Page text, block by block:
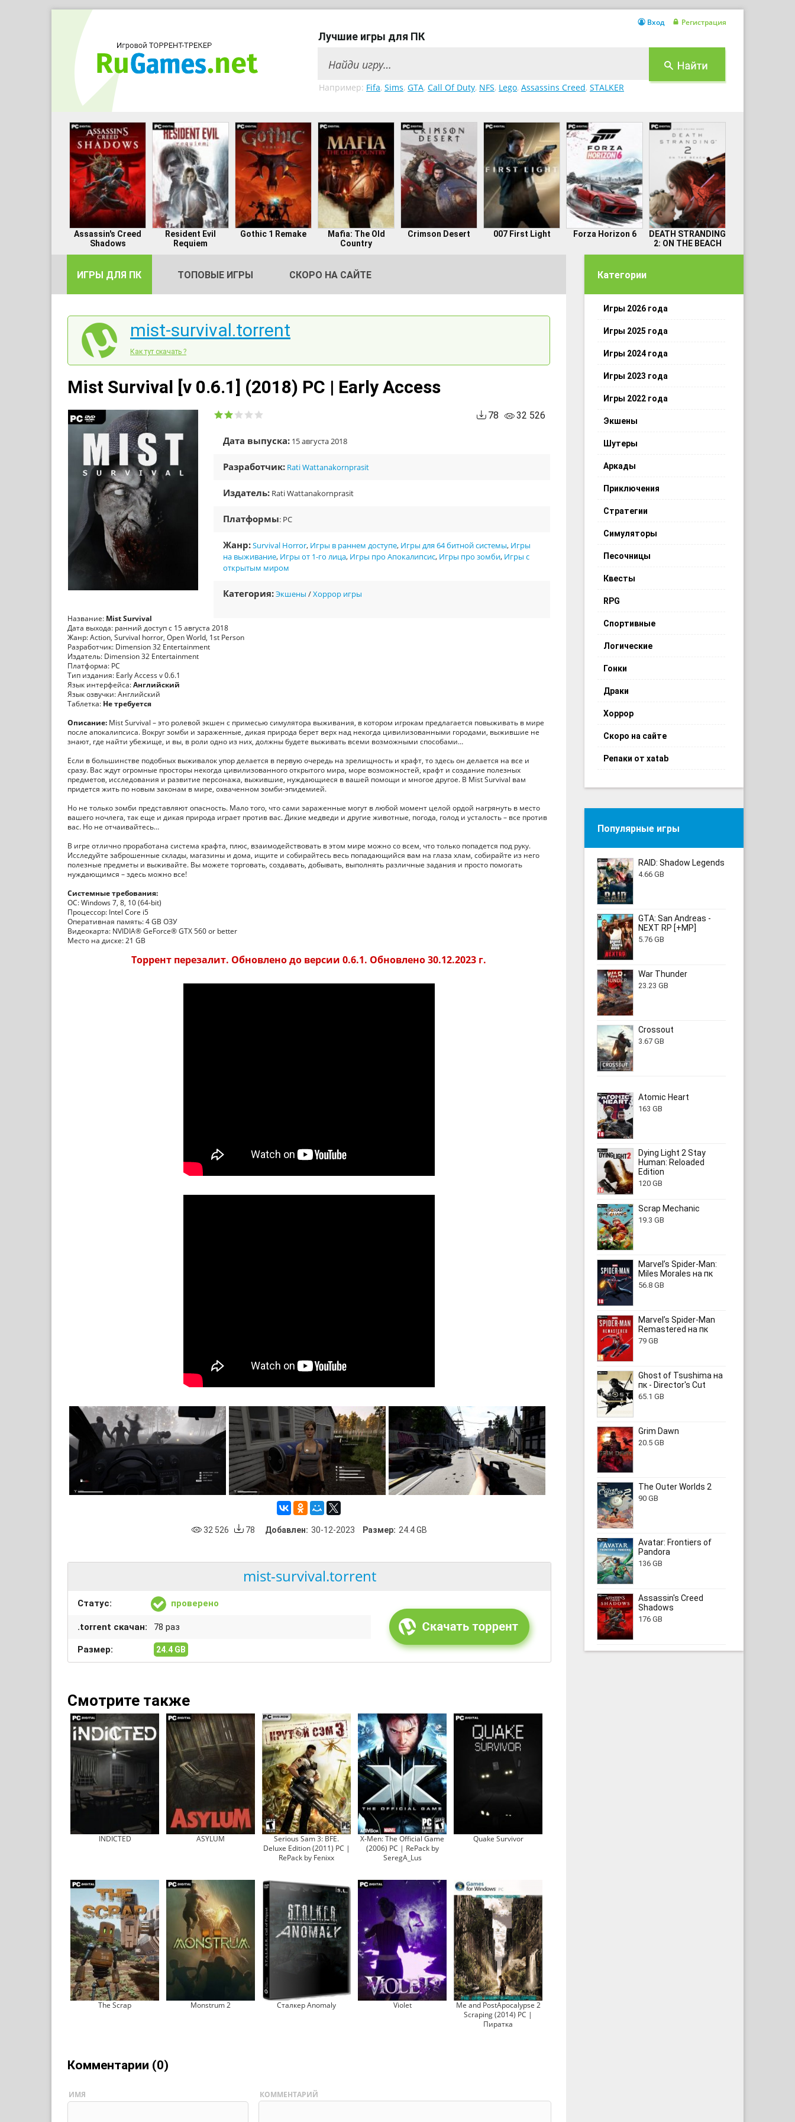
Лучшие игры для ПК
Например: Fifa, Sims, GTA, Call Of Duty, NFS, Lego, Assassins Creed, STALKER
Вход Регистрация
Assassin's Creed
Shadows
Resident Evil
Requiem
Gothic 1 Remake
Mafia: The Old
Country
Crimson Desert 007 First Light Forza Horizon 6
DEATH STRANDING
2: ON THE BEACH
ИГРЫ ДЛЯ ПК ТОПОВЫЕ ИГРЫ СКОРО НА САЙТЕ
mist-survival.torrent
Как тут скачать ?
Mist Survival [v 0.6.1] (2018) PC | Early Access
32 526
78
Дата выпуска: 15 августа 2018
Разработчик: Rati Wattanakornprasit
Издатель: Rati Wattanakornprasit
Платформы: PC
Жанр:Survival Horror, Игры в раннем доступе, Игры для 64 битной системы, Игры
на выживание, Игры от 1-го лица, Игры про Апокалипсис, Игры про зомби, Игры с
открытым миром
Категория:Экшены /Хоррор игры
Название: Mist Survival
Дата выхода: ранний доступ с 15 августа 2018
Жанр: Action, Survival horror, Open World, 1st Person
Разработчик: Dimension 32 Entertainment
Издатель: Dimension 32 Entertainment
Платформа: PC
Тип издания: Early Access v 0.6.1
Язык интерфейса:Английский
Язык озвучки: Английский
Таблетка: Не требуется
Описание: Mist Survival – это ролевой экшен с примесью симулятора выживания, в котором игрокам предлагается повыживать в мире
после апокалипсиса. Вокруг зомби и зараженные, дикая природа берет верх над некогда цивилизованными городами, выжившие не
знают, где найти убежище, и вы, в роли одно из них, должны будете выживать всеми возможными способами…
Если в большинстве подобных выживалок упор делается в первую очередь на зрелищность и крафт, то здесь он делается на все и
сразу. Вас ждут огромные просторы некогда цивилизованного открытого мира, море возможностей, крафт и создание полезных
предметов, исследования и развитие персонажа, выжившие, нуждающиеся в вашей помощи и многое другое. В Mist Survival вам
придется жить по новым законам в мире, охваченном зомби-эпидемией.
Но не только зомби представляют опасность. Мало того, что сами зараженные могут в любой момент целой ордой нагрянуть в место
вашего ночлега, так еще и дикая природа играет против вас. Дикие медведи и другие животные, погода, голод и усталость – все против
вас. Но не отчаивайтесь…
В игре отлично проработана система крафта, плюс, взаимодействовать в этом мире можно со всем, что только попадется под руку.
Исследуйте заброшенные склады, магазины и дома, ищите и собирайтесь весь попадающийся вам на глаза хлам, собирайте из него
полезные предметы и выживайте. Вы можете торговать, создавать, добывать, выполнять различные задания и просто помогать
нуждающимся – здесь можно все!
Системные требования:
ОС: Windows 7, 8, 10 (64-bit)
Процессор: Intel Core i5
Оперативная память: 4 GB ОЗУ
Видеокарта: NVIDIA® GeForce® GTX 560 or better
Место на диске: 21 GB
Торрент перезалит. Обновлено до версии 0.6.1. Обновлено 30.12.2023 г.
32 526 78 Добавлен: 30-12-2023 Размер: 24.4 GB
mist-survival.torrent
Статус: проверено
.torrent скачан: 78 раз
Размер: 24.4 GB
Смотрите также
INDICTED ASYLUM
Serious Sam 3: BFE.
Deluxe Edition (2011) PC |
RePack by Fenixx
X-Men: The Official Game
(2006) PC | RePack by
SeregA_Lus
Quake Survivor
The Scrap Monstrum 2 Сталкер Anomaly Violet
Me and PostApocalypse 2
Scraping (2014) PC |
Пиратка
Комментарии (0)
ИМЯ КОММЕНТАРИЙ
Категории
Игры 2026 года
Игры 2025 года
Игры 2024 года
Игры 2023 года
Игры 2022 года
Экшены
Шутеры
Аркады
Приключения
Стратегии
Симуляторы
Песочницы
Квесты
RPG
Спортивные
Логические
Гонки
Драки
Хоррор
Скоро на сайте
Репаки от xatab
Популярные игры
RAID: Shadow Legends
4.66 GB
GTA: San Andreas -
NEXT RP [+MP]
5.76 GB
War Thunder
23.23 GB
Crossout
3.67 GB
Atomic Heart
163 GB
Dying Light 2 Stay
Human: Reloaded
Edition
120 GB
Scrap Mechanic
19.3 GB
Marvel’s Spider-Man:
Miles Morales на пк
56.8 GB
Marvel’s Spider-Man
Remastered на пк
79 GB
Ghost of Tsushima на
пк - Director's Cut
65.1 GB
Grim Dawn
20.5 GB
The Outer Worlds 2
90 GB
Avatar: Frontiers of
Pandora
136 GB
Assassin's Creed
Shadows
176 GB